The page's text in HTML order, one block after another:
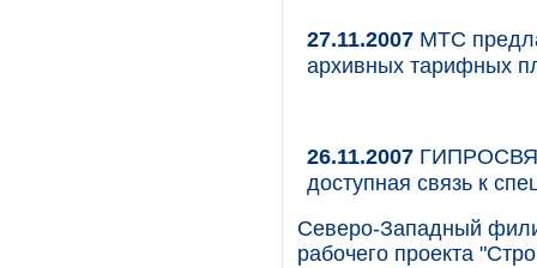
27.11.2007 МТС
архивных тарифных
26.11.2007
доступная связь к
Северо-Западный
рабочего проекта